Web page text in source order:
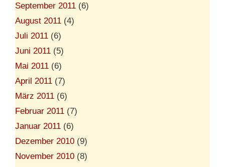
September 2011 (6)
August 2011 (4)
Juli 2011 (6)
Juni 2011 (5)
Mai 2011 (6)
April 2011 (7)
März 2011 (6)
Februar 2011 (7)
Januar 2011 (6)
Dezember 2010 (9)
November 2010 (8)